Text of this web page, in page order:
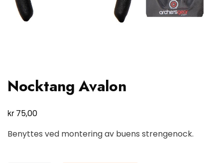
Nocktang Avalon
kr75,00
Benyttes ved montering av buens strengenock.